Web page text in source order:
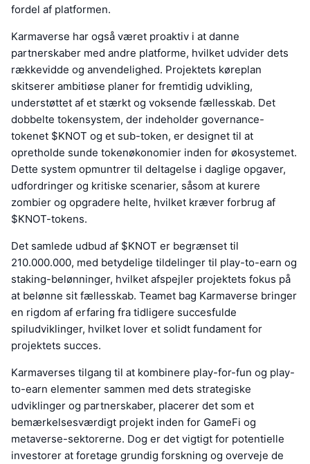
fordel af platformen.
Karmaverse har også været proaktiv i at danne
partnerskaber med andre platforme, hvilket udvider dets
rækkevidde og anvendelighed. Projektets køreplan
skitserer ambitiøse planer for fremtidig udvikling,
understøttet af et stærkt og voksende fællesskab. Det
dobbelte tokensystem, der indeholder governance-
tokenet $KNOT og et sub-token, er designet til at
opretholde sunde tokenøkonomier inden for økosystemet.
Dette system opmuntrer til deltagelse i daglige opgaver,
udfordringer og kritiske scenarier, såsom at kurere
zombier og opgradere helte, hvilket kræver forbrug af
$KNOT-tokens.
Det samlede udbud af $KNOT er begrænset til
210.000.000, med betydelige tildelinger til play-to-earn og
staking-belønninger, hvilket afspejler projektets fokus på
at belønne sit fællesskab. Teamet bag Karmaverse bringer
en rigdom af erfaring fra tidligere succesfulde
spiludviklinger, hvilket lover et solidt fundament for
projektets succes.
Karmaverses tilgang til at kombinere play-for-fun og play-
to-earn elementer sammen med dets strategiske
udviklinger og partnerskaber, placerer det som et
bemærkelsesværdigt projekt inden for GameFi og
metaverse-sektorerne. Dog er det vigtigt for potentielle
investorer at foretage grundig forskning og overveje de